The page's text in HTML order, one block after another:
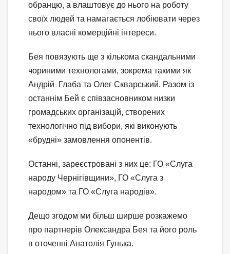
обранцю, а влаштовує до нього на роботу
своїх людей та намагається лобіювати через
нього власні комерційні інтереси.
Бея повязують ще з кількома скандальними
чориними технологами, зокрема такими як
Андрій Глаба та Олег Скварський. Разом із
останнім Бей є співзасновником низки
громадських організацій, створених
технологічно під вибори, які виконують
«брудні» замовлення опонентів.
Останні, зареєстровані з них це: ГО «Слуга
народу Чернігівщини», ГО «Слуга з
народом» та ГО «Слуга народів».
Дещо згодом ми більш ширше розкажемо
про партнерів Олександра Бея та його роль
в оточенні Анатолія Гунька.